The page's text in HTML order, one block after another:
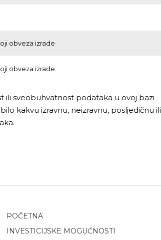
obveza izrade
obveza izrade
ili sveobuhvatnost podataka u ovoj bazi
kakvu izravnu, neizravnu, posljedičnu ili
POČETNA
INVESTICIJSKE MOGUĆNOSTI